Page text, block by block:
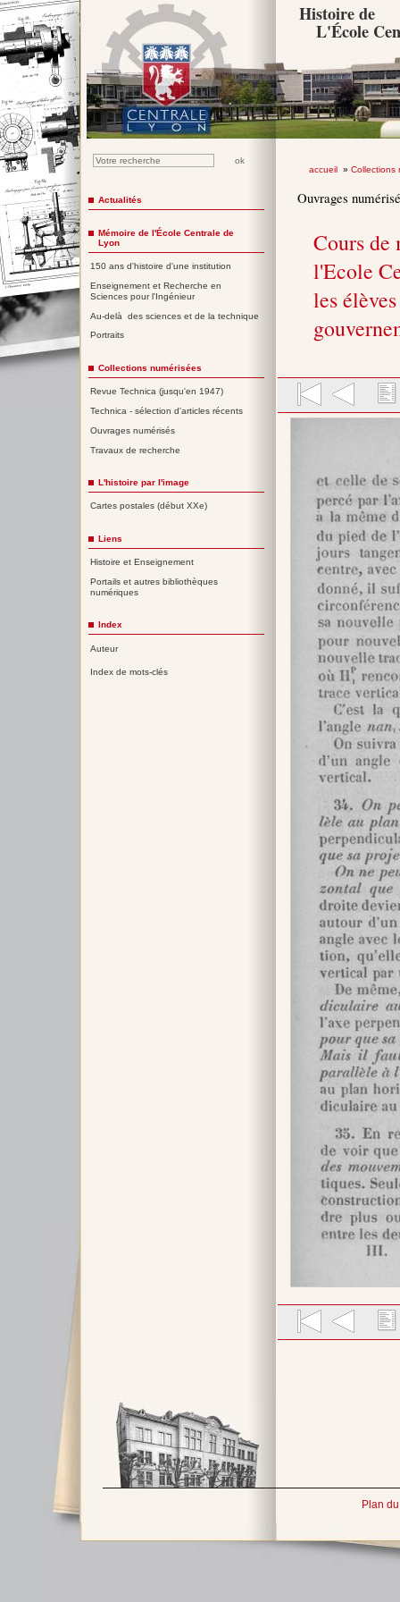
Histoire de
L'École
accueil» Collections
Ouvrages
Cours de
l'Ecole
les
Actualités
Mémoire de l'École Centrale de
Lyon
150 ans d'histoire d'une institution
Enseignement et Recherche en
Sciences pour l'Ingénieur
Au-delà des sciences et de la technique
Portraits
Collections numérisées
Revue Technica (jusqu'en 1947)
Technica - sélection d'articles récents
Ouvrages numérisés
Travaux de recherche
L'histoire par l'image
Cartes postales (début XXe)
Liens
Histoire et Enseignement
Portails et autres bibliothèques
numériques
Index
Auteur
Index de mots-clés
Plan